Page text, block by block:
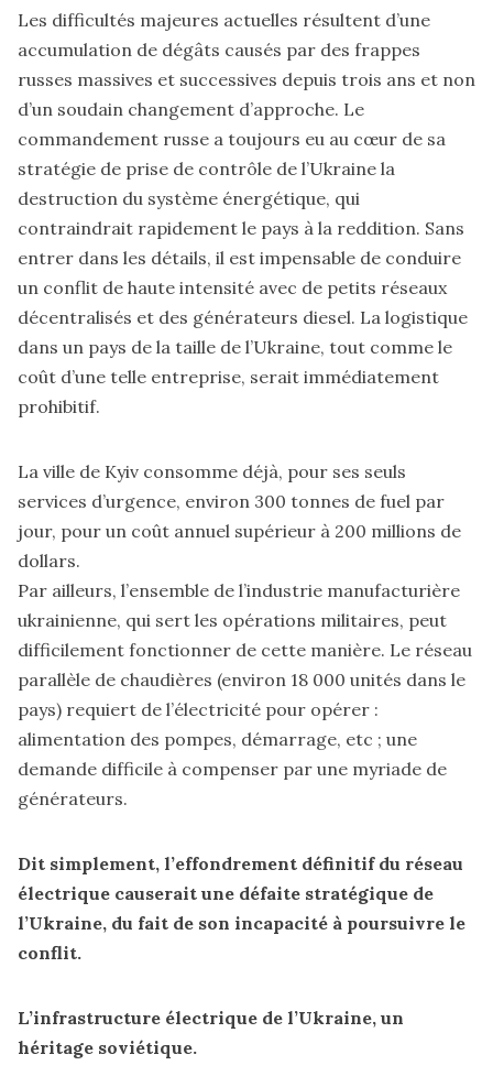
Les difficultés majeures actuelles résultent d’une
accumulation de dégâts causés par des frappes
russes massives et successives depuis trois ans et non
d’un soudain changement d’approche. Le
commandement russe a toujours eu au cœur de sa
stratégie de prise de contrôle de l’Ukraine la
destruction du système énergétique, qui
contraindrait rapidement le pays à la reddition. Sans
entrer dans les détails, il est impensable de conduire
un conflit de haute intensité avec de petits réseaux
décentralisés et des générateurs diesel. La logistique
dans un pays de la taille de l’Ukraine, tout comme le
coût d’une telle entreprise, serait immédiatement
prohibitif.
La ville de Kyiv consomme déjà, pour ses seuls
services d’urgence, environ 300 tonnes de fuel par
jour, pour un coût annuel supérieur à 200 millions de
dollars.
Par ailleurs, l’ensemble de l’industrie manufacturière
ukrainienne, qui sert les opérations militaires, peut
difficilement fonctionner de cette manière. Le réseau
parallèle de chaudières (environ 18 000 unités dans le
pays) requiert de l’électricité pour opérer :
alimentation des pompes, démarrage, etc ; une
demande difficile à compenser par une myriade de
générateurs.
Dit simplement, l’effondrement définitif du réseau
électrique causerait une défaite stratégique de
l’Ukraine, du fait de son incapacité à poursuivre le
conflit.
L’infrastructure électrique de l’Ukraine, un
héritage soviétique.